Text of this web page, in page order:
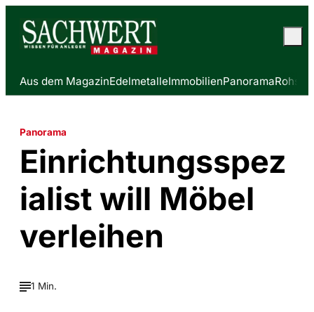
Aus dem MagazinEdelmetalleImmobilienPanorama
Panorama
Einrichtungsspez
ialist will Möbel
verleihen
1 Min.